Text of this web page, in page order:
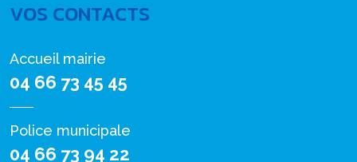
VOS CONTACTS
Accueil mairie
04 66 73 45 45
Police municipale
04 66 73 94 22